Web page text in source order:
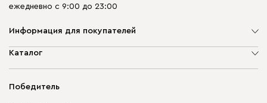
ежедневно с 9:00 до 23:00
Информация для покупателей
О компании
Гарантия
Каталог
Корпусная мебель
Победитель